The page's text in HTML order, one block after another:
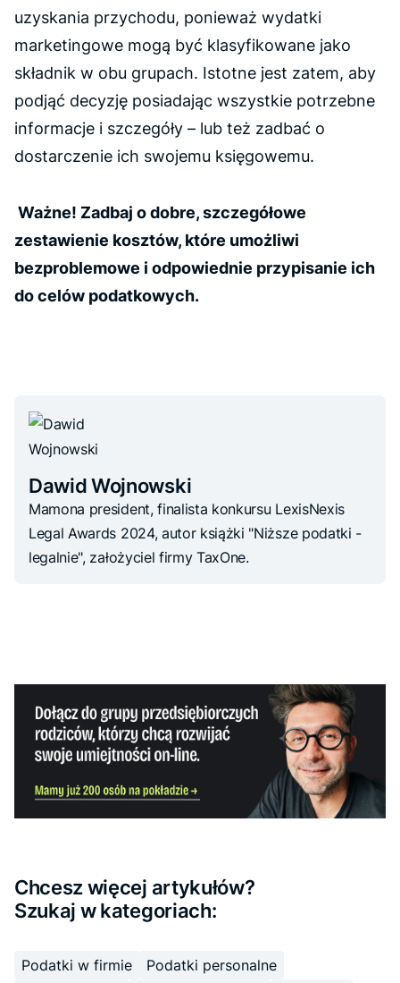
uzyskania przychodu, ponieważ wydatki
marketingowe mogą być klasyfikowane jako
składnik w obu grupach. Istotne jest zatem, aby
podjąć decyzję posiadając wszystkie potrzebne
informacje i szczegóły – lub też zadbać o
dostarczenie ich swojemu księgowemu.
Ważne! Zadbaj o dobre, szczegółowe
zestawienie kosztów, które umożliwi
bezproblemowe i odpowiednie przypisanie ich
do celów podatkowych.
Dawid Wojnowski
Mamona president, finalista konkursu LexisNexis
Legal Awards 2024, autor książki "Niższe podatki -
legalnie", założyciel firmy TaxOne.
Chcesz więcej artykułów?
Szukaj w kategoriach:
Podatki w firmie
Podatki personalne